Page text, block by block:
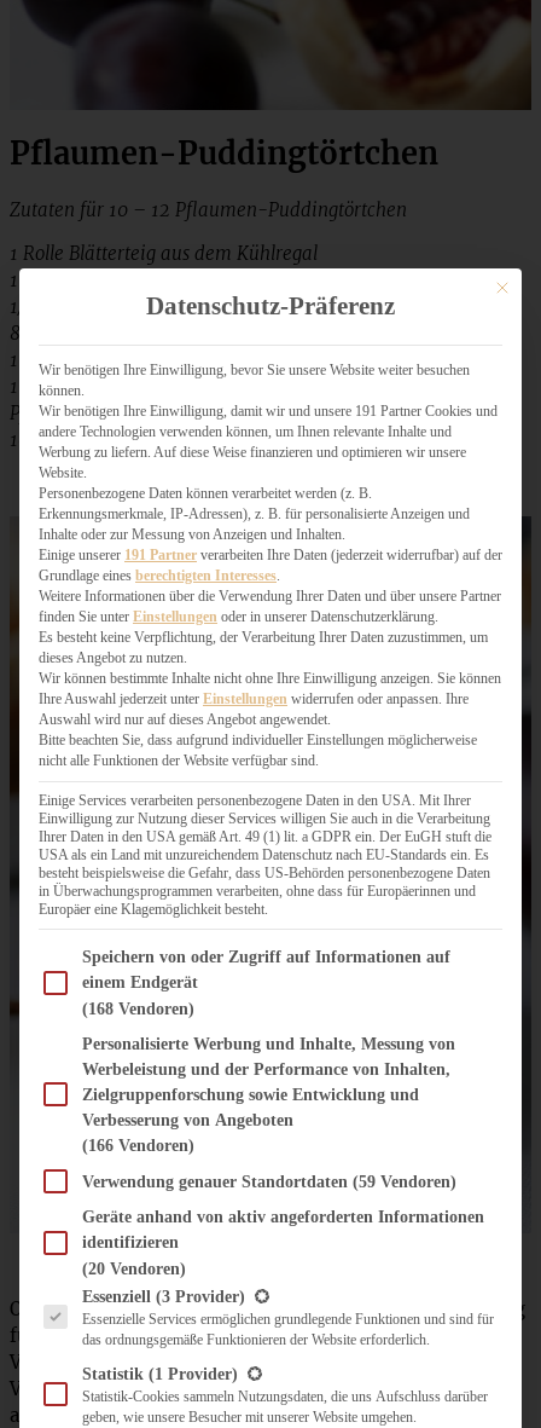
Pflaumen-Puddingtörtchen
Zutaten für 10 – 12 Pflaumen-Puddingtörtchen
1 Rolle Blätterteig aus dem Kühlregal
1 Päckchen Vanillepuddingpulver
1/2 l Milch
80 g Zucker
1 Päckchen Vanillezucker
1 TL Zimt
Pflaumen
100 g Creme fraiche
Ofen auf 175 °C (150 °C Umluft) vorheizen. Den Blätterteig
für 10 Minuten bei Raumtemperatur ruhen lassen. Für die
Vanille-Zimtcreme Puddingpulver, 100 ml Milch, Zucker,
Vanillezucker und Zimt glatt verrühren. 400 ml Milch
aufkochen. Angerührtes Puddingpulver in die kochende
Mit
Datenschutz-Präferenz
Wir benötigen Ihre Einwilligung, bevor Sie unsere Website weiter besuchen
können.
Wir benötigen Ihre Einwilligung, damit wir und unsere 191 Partner Cookies und
andere Technologien verwenden können, um Ihnen relevante Inhalte und
Werbung zu liefern. Auf diese Weise finanzieren und optimieren wir unsere
Website.
Personenbezogene Daten können verarbeitet werden (z. B.
Erkennungsmerkmale, IP-Adressen), z. B. für personalisierte Anzeigen und
Inhalte oder zur Messung von Anzeigen und Inhalten.
Einige unserer 191 Partner verarbeiten Ihre Daten (jederzeit widerrufbar) auf der
Grundlage eines berechtigten Interesses
Weitere Informationen über die Verwendung Ihrer Daten und über unsere Partner
finden Sie unter Einstellungen oder in unserer Datenschutzerklärung.
Es besteht keine Verpflichtung, der Verarbeitung Ihrer Daten zuzustimmen, um
dieses Angebot zu nutzen.
Wir können bestimmte Inhalte nicht ohne Ihre Einwilligung anzeigen. Sie können
Ihre Auswahl jederzeit unter Einstellungen widerrufen oder anpassen. Ihre
Auswahl wird nur auf dieses Angebot angewendet.
Bitte beachten Sie, dass aufgrund individueller Einstellungen möglicherweise
nicht alle Funktionen der Website verfügbar sind.
Einige Services verarbeiten personenbezogene Daten in den USA. Mit Ihrer
Einwilligung zur Nutzung dieser Services willigen Sie auch in die Verarbeitung
Ihrer Daten in den USA gemäß Art. 49 (1) lit. a GDPR ein. Der EuGH stuft die
USA als ein Land mit unzureichendem Datenschutz nach EU-Standards ein. Es
besteht beispielsweise die Gefahr, dass US-Behörden personenbezogene Daten
in Überwachungsprogrammen verarbeiten, ohne dass für Europäerinnen und
Europäer eine Klagemöglichkeit besteht.
Im Folgenden finden Sie eine Liste der Zwecke des IAB Transparency and Consent
Speichern von oder Zugriff auf Informationen auf
einem Endgerät
(168 Vendoren)
Personalisierte Werbung und Inhalte, Messung von
Werbeleistung und der Performance von Inhalten,
Zielgruppenforschung sowie Entwicklung und
Verbesserung von Angeboten
(166 Vendoren)
Verwendung genauer Standortdaten (59 Vendoren)
Geräte anhand von aktiv angeforderten Informationen
identifizieren
(20 Vendoren)
Es folgt eine Liste der Service-Gruppen, für die eine Einwilligung erteilt werden
Essenziell (3 Provider)
Essenzielle Services ermöglichen grundlegende Funktionen und sind für
das ordnungsgemäße Funktionieren der Website erforderlich.
Statistik (1 Provider)
Statistik-Cookies sammeln Nutzungsdaten, die uns Aufschluss darüber
geben, wie unsere Besucher mit unserer Website umgehen.